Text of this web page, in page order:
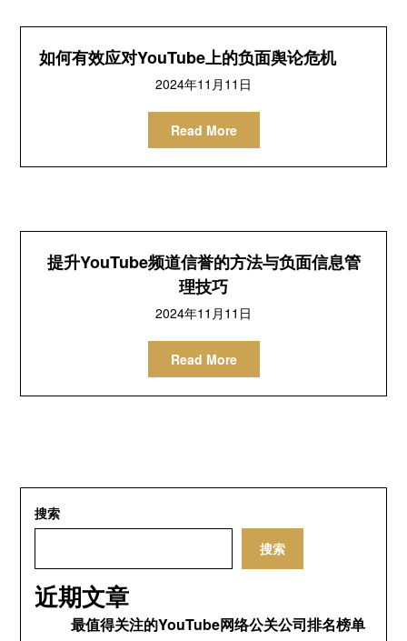
如何有效应对YouTube上的负面舆论危机
2024年11月11日
Read More
提升YouTube频道信誉的方法与负面信息管
理技巧
2024年11月11日
Read More
搜索
搜索
近期文章
最值得关注的YouTube网络公关公司排名榜单